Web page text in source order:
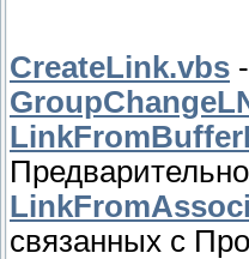
CreateLink.vbs
связанных с